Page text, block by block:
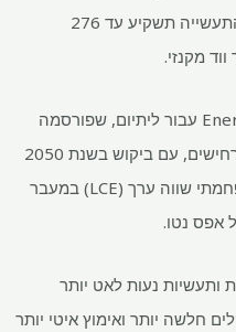
באספקה ​​כבר ב-2028, אלא אם כן התעשייה תשקיע עד 276
מקנזי.
בתחזית ה-Energy Transition Outlook עבור ליתיום, שפורסמה
ביום שלישי, מתווה הייעוץ ארבעה תרחישים, עם ביקוש בשנת 2050
שנעים בין 5.6 מיליון טון של ליתיום פחמתי שווה ערך (LCE) במעבר
נעות לאט יותר
חלשה יותר ואימוץ איטי יותר